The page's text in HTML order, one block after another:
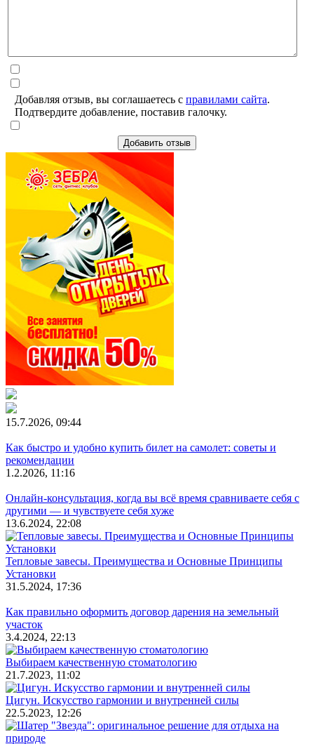
Добавляя отзыв, вы соглашаетесь с правилами сайта.
Подтвердите добавление, поставив галочку.
Добавить отзыв
15.7.2026, 09:44
Как быстро и удобно купить билет на самолет: советы и
рекомендации
1.2.2026, 11:16
Онлайн-консультация, когда вы всё время сравниваете себя с
другими — и чувствуете себя хуже
13.6.2024, 22:08
Тепловые завесы. Преимущества и Основные Принципы
Установки
31.5.2024, 17:36
Как правильно оформить договор дарения на земельный
участок
3.4.2024, 22:13
Выбираем качественную стоматологию
21.7.2023, 11:02
Цигун. Искусство гармонии и внутренней силы
22.5.2023, 12:26